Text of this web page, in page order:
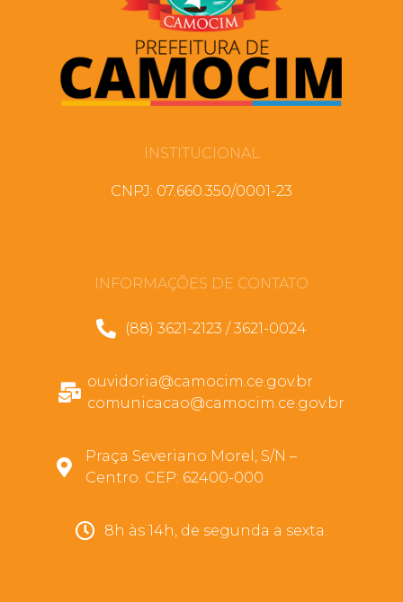
INSTITUCIONAL
CNPJ: 07.660.350/0001-23
INFORMAÇÕES DE CONTATO
(88) 3621-2123 / 3621-0024
ouvidoria@camocim.ce.gov.br
comunicacao@camocim.ce.gov.br
Praça Severiano Morel, S/N –
Centro. CEP: 62400-000
8h às 14h, de segunda a sexta.